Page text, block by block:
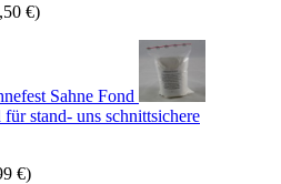
€)
Sahne Fond
stand- uns schnittsichere
€)